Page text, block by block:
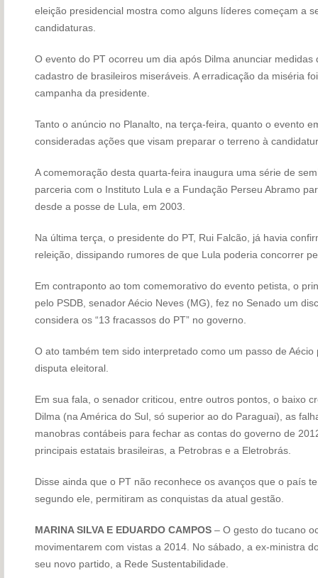
eleição presidencial mostra como alguns líderes começam a
candidaturas.
O evento do PT ocorreu um dia após Dilma anunciar
cadastro de brasileiros miseráveis. A erradicação da miséria
campanha da presidente.
Tanto o anúncio no Planalto, na terça-feira, quanto o evento
consideradas ações que visam preparar o terreno à
A comemoração desta quarta-feira inaugura uma série de
parceria com o Instituto Lula e a Fundação Perseu Abramo
desde a posse de Lula, em 2003.
Na última terça, o presidente do PT, Rui Falcão, já havia
releição, dissipando rumores de que Lula poderia concorrer
Em contraponto ao tom comemorativo do evento petista, o
pelo PSDB, senador Aécio Neves (MG), fez no Senado um
considera os “13 fracassos do PT” no governo.
O ato também tem sido interpretado como um passo de
disputa eleitoral.
Em sua fala, o senador criticou, entre outros pontos, o baixo
Dilma (na América do Sul, só superior ao do Paraguai), as
manobras contábeis para fechar as contas do governo de
principais estatais brasileiras, a Petrobras e a Eletrobrás.
Disse ainda que o PT não reconhece os avanços que o país
segundo ele, permitiram as conquistas da atual gestão.
MARINA SILVA E EDUARDO CAMPOS– O gesto do tucano
movimentarem com vistas a 2014. No sábado, a ex-ministra
seu novo partido, a Rede Sustentabilidade.